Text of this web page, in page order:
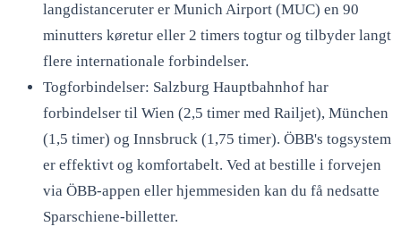
langdistanceruter er Munich Airport (MUC) en 90
minutters køretur eller 2 timers togtur og tilbyder langt
flere internationale forbindelser.
Togforbindelser: Salzburg Hauptbahnhof har
forbindelser til Wien (2,5 timer med Railjet), München
(1,5 timer) og Innsbruck (1,75 timer). ÖBB's togsystem
er effektivt og komfortabelt. Ved at bestille i forvejen
via ÖBB-appen eller hjemmesiden kan du få nedsatte
Sparschiene-billetter.